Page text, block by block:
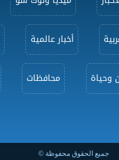
أخبار عالمية
وحياة محافظات
جميع الحقوق محفوظة ©